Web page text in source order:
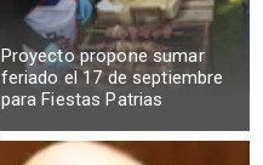
Proyecto propone sumar
feriado el 17 de septiembre
para Fiestas Patrias